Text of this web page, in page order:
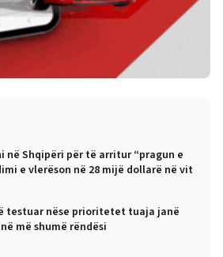
në Shqipëri për të arritur “pragun e
e vlerëson në 28 mijë dollarë në vit
testuar nëse prioritetet tuaja janë
më shumë rëndësi